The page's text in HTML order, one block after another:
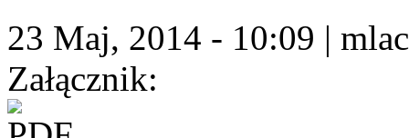
23 Maj, 2014 - 10:09 |
Załącznik: